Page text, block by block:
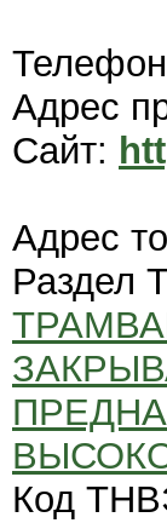
Адрес
Сайт:
Адрес
Раздел
Код